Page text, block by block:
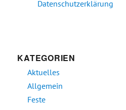
Datenschutzerklärung
KATEGORIEN
Aktuelles
Allgemein
Feste